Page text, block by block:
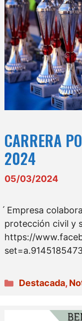
CARRERA
2024
05/03/2024
Empresa
protección civil y
https://
Categorías
Destacada,